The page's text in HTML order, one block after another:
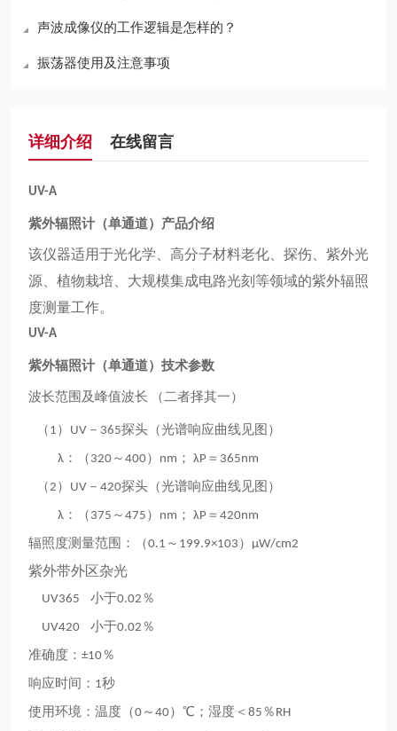
声波成像仪的工作逻辑是怎样的？
振荡器使用及注意事项
详细介绍 在线留言
UV-A
紫外辐照计（单通道）产品介绍
该仪器适用于光化学、高分子材料老化、探伤、紫外光
源、植物栽培、大规模集成电路光刻等领域的紫外辐照
度测量工作。
UV-A
紫外辐照计（单通道）技术参数
波长范围及峰值波长 （ 二者择其一 ）
（ 1 ） UV － 365探头（光谱响应曲线见图）
λ ： （320 ～ 400）nm ； λP ＝ 365nm
（2 ） UV － 420探头（光谱响应曲线见图）
λ ： （375 ～ 475）nm ； λP ＝ 420nm
辐照度测量范围： （0.1 ～ 199.9×103）μW/cm2
紫外带外区杂光
UV365 小于0.02 ％
UV420 小于0.02 ％
准确度： ±10 ％
响应时间： 1秒
使用环境：温度 （0 ～ 40） ℃；湿度＜ 85 ％ RH